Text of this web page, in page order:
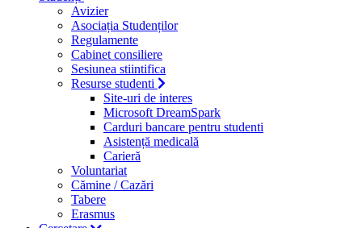
Avizier
Asociația Studenților
Regulamente
Cabinet consiliere
Sesiunea stiintifica
Resurse studenti
Site-uri de interes
Microsoft DreamSpark
Carduri bancare pentru studenti
Asistență medicală
Carieră
Voluntariat
Cămine / Cazări
Tabere
Erasmus